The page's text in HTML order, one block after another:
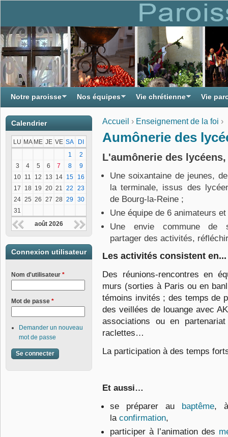
Vous êtes ici
Accueil › Enseignement de la foi ›
Aumônerie des
L'aumônerie des
Une soixantaine de jeunes,
la terminale, issus des
de Bourg-la-Reine ;
Une équipe de 6 animateurs
Une envie commune de
partager des activités,
Les activités consistent en...
Des réunions-rencontres en
murs (sorties à Paris ou en
témoins invités ; des temps de
des veillées de louange avec
associations ou en
raclettes…
La participation à des temps
Et aussi…
se préparer au baptême,
la confirmation,
participer à l’animation des
Notre paroisse Nos équipes Vie chrétienne Vie
Calendrier
LU MA ME JE VE SA
DI
1
2
3
4 5 6 7 8
9
10 11 12 13 14 15
16
17
18 19 20 21 22
23
24 25 26 27 28 29 30
31
août 2026
Connexion utilisateur
Nom d'utilisateur *
Mot de passe *
Demander un nouveau
mot de passe